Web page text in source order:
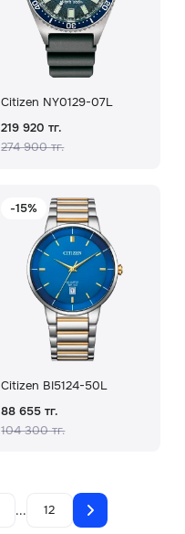
Citizen NY0129-07L
219 920 тг.
274 900 тг.
-15%
Citizen BI5124-50L
88 655 тг.
104 300 тг.
... 12